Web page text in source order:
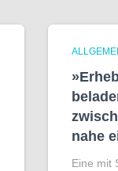
nahe
Eine mit